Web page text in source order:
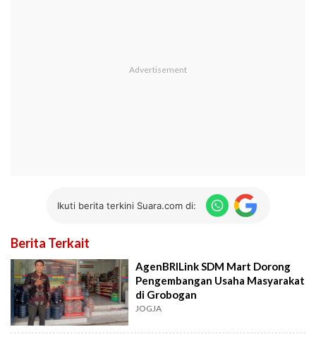
Ikuti berita terkini Suara.com di:
Berita Terkait
AgenBRILink SDM Mart Dorong
Pengembangan Usaha Masyarakat
di Grobogan
JOGJA